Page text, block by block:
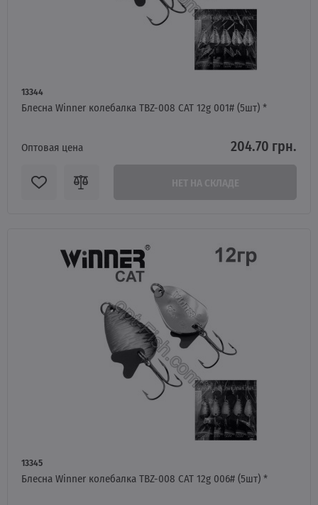
13344
Блесна Winner колебалка TBZ-008 CAT 12g 001# (5шт) *
Оптовая цена 204.70 грн.
13345
Блесна Winner колебалка TBZ-008 CAT 12g 006# (5шт) *